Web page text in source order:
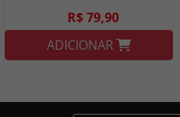
R$ 79,90
ADICIONAR